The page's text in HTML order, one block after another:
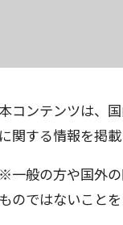
コンテンツは、
に関する情報を掲載
※一般の方や国外
ものではないこと